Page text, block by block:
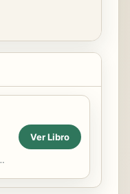
Ver Libro